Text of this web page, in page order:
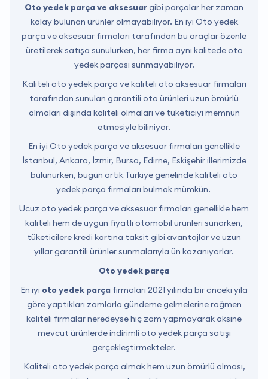
Oto yedek parça ve aksesuargibi parçalar her zaman
kolay bulunan ürünler olmayabiliyor. En iyi Oto yedek
parça ve aksesuar firmaları tarafından bu araçlar özenle
üretilerek satışa sunulurken, her firma aynı kalitede oto
yedek parçası sunmayabiliyor.
Kaliteli oto yedek parça ve kaliteli oto aksesuar firmaları
tarafından sunulan garantili oto ürünleri uzun ömürlü
olmaları dışında kaliteli olmaları ve tüketiciyi memnun
etmesiyle biliniyor.
En iyi Oto yedek parça ve aksesuar firmaları genellikle
İstanbul, Ankara, İzmir, Bursa, Edirne, Eskişehir illerimizde
bulunurken, bugün artık Türkiye genelinde kaliteli oto
yedek parça firmaları bulmak mümkün.
Ucuz oto yedek parça ve aksesuar firmaları genellikle hem
kaliteli hem de uygun fiyatlı otomobil ürünleri sunarken,
tüketicilere kredi kartına taksit gibi avantajlar ve uzun
yıllar garantili ürünler sunmalarıyla ün kazanıyorlar.
Oto yedek parça
En iyi oto yedek parça firmaları 2021 yılında bir önceki yıla
göre yaptıkları zamlarla gündeme gelmelerine rağmen
kaliteli firmalar neredeyse hiç zam yapmayarak aksine
mevcut ürünlerde indirimli oto yedek parça satışı
gerçekleştirmekteler.
Kaliteli oto yedek parça almak hem uzun ömürlü olması,